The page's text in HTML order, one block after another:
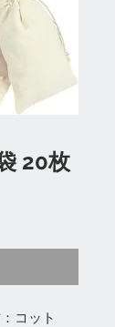
20枚
コット